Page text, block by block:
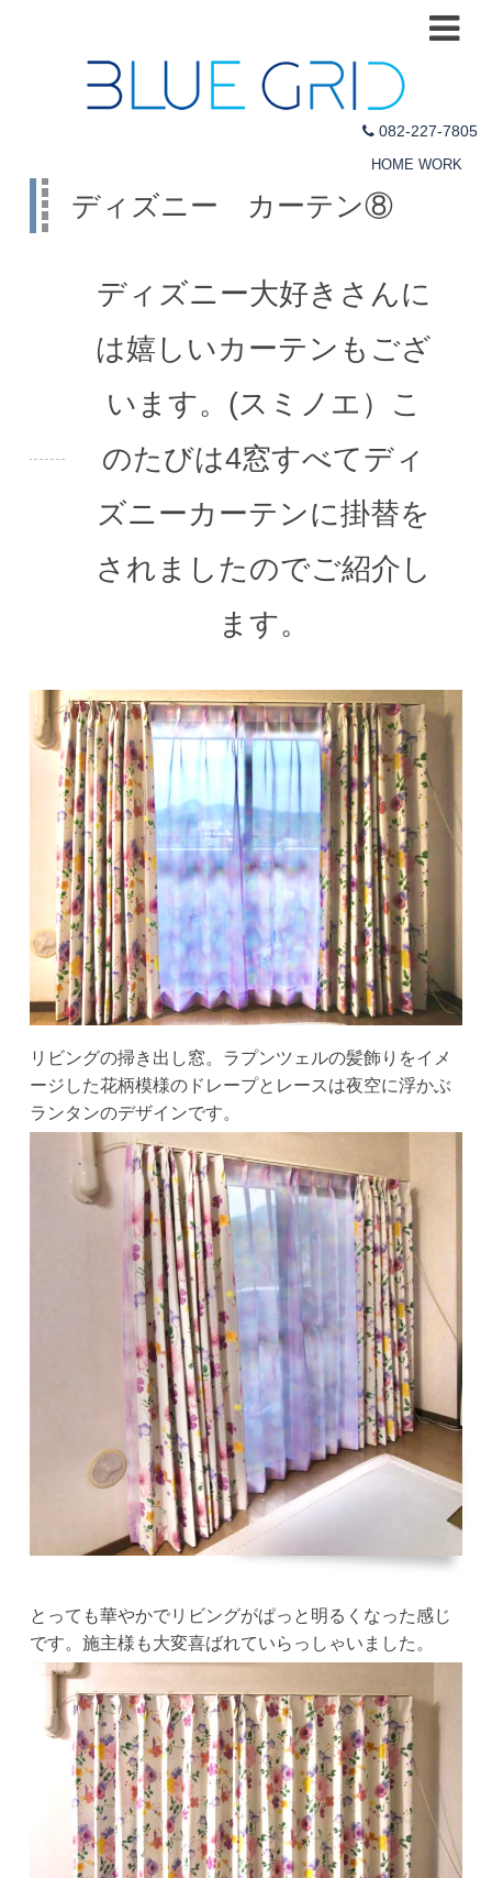
082-227-7805
HOME WORK
ディズニー カーテン⑧
ディズニー大好きさんに
は嬉しいカーテンもござ
います。(スミノエ）こ
のたびは4窓すべてディ
ズニーカーテンに掛替を
されましたのでご紹介し
ます。
リビングの掃き出し窓。ラプンツェルの髪飾りをイメ
ージした花柄模様のドレープとレースは夜空に浮かぶ
ランタンのデザインです。
とっても華やかでリビングがぱっと明るくなった感じ
です。施主様も大変喜ばれていらっしゃいました。